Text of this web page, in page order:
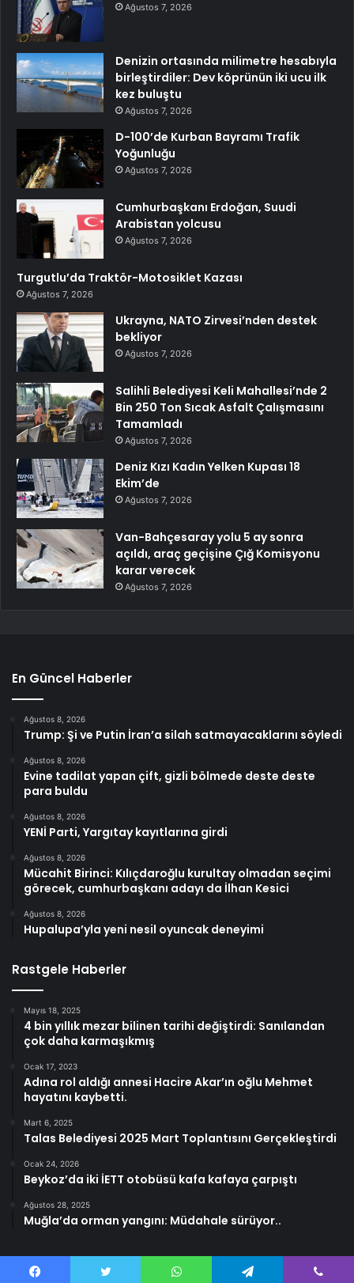
Ağustos 7, 2026
Denizin ortasında milimetre hesabıyla
birleştirdiler: Dev köprünün iki ucu ilk
kez buluştu
Ağustos 7, 2026
D-100’de Kurban Bayramı Trafik
Yoğunluğu
Ağustos 7, 2026
Cumhurbaşkanı Erdoğan, Suudi
Arabistan yolcusu
Ağustos 7, 2026
Turgutlu’da Traktör-Motosiklet Kazası
Ağustos 7, 2026
Ukrayna, NATO Zirvesi’nden destek
bekliyor
Ağustos 7, 2026
Salihli Belediyesi Keli Mahallesi’nde 2
Bin 250 Ton Sıcak Asfalt Çalışmasını
Tamamladı
Ağustos 7, 2026
Deniz Kızı Kadın Yelken Kupası 18
Ekim’de
Ağustos 7, 2026
Van-Bahçesaray yolu 5 ay sonra
açıldı, araç geçişine Çığ Komisyonu
karar verecek
Ağustos 7, 2026
En Güncel Haberler
Ağustos 8, 2026
Trump: Şi ve Putin İran’a silah satmayacaklarını söyledi
Ağustos 8, 2026
Evine tadilat yapan çift, gizli bölmede deste deste
para buldu
Ağustos 8, 2026
YENİ Parti, Yargıtay kayıtlarına girdi
Ağustos 8, 2026
Mücahit Birinci: Kılıçdaroğlu kurultay olmadan seçimi
görecek, cumhurbaşkanı adayı da İlhan Kesici
Ağustos 8, 2026
Hupalupa’yla yeni nesil oyuncak deneyimi
Rastgele Haberler
Mayıs 18, 2025
4 bin yıllık mezar bilinen tarihi değiştirdi: Sanılandan
çok daha karmaşıkmış
Ocak 17, 2023
Adına rol aldığı annesi Hacire Akar’ın oğlu Mehmet
hayatını kaybetti.
Mart 6, 2025
Talas Belediyesi 2025 Mart Toplantısını Gerçekleştirdi
Ocak 24, 2026
Beykoz’da iki İETT otobüsü kafa kafaya çarpıştı
Ağustos 28, 2025
Muğla’da orman yangını: Müdahale sürüyor..